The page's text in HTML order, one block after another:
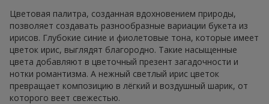
Цветовая палитра, созданная вдохновением природы,
позволяет создавать разнообразные вариации букета из
ирисов. Глубокие синие и фиолетовые тона, которые имеет
цветок ирис, выглядят благородно. Такие насыщенные
цвета добавляют в цветочный презент загадочности и
нотки романтизма. А нежный светлый ирис цветок
превращает композицию в лёгкий и воздушный шарик, от
которого веет свежестью.